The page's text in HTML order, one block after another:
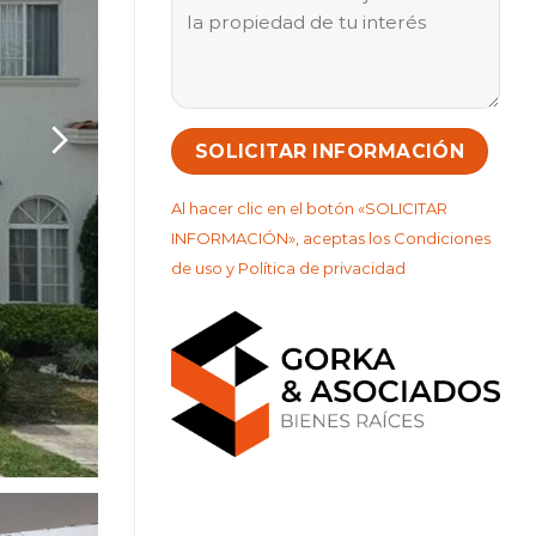
Al hacer clic en el botón «SOLICITAR
INFORMACIÓN», aceptas los Condiciones
de uso y Política de privacidad